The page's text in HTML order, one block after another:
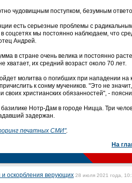
чудовищным поступком, безумным
есть серьезные проблемы с
соцсетях мы постоянно наблюдаем, что
Андрей.
в стране очень велика и постоянно
хватает, их средний возраст около 70 лет.
молитва о погибших при нападении на
к сонму мучеников. "Это не
своих христианских обязанностей", -
Нотр-Дам в городе Ницца. Три
задержан.
печатных СМИ".
На
и оскорбления верующих 28 июля 2021 года,